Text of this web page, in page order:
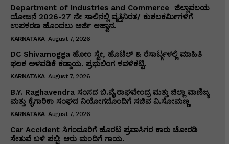
Department of Industries and Commerce ಜಿಲ್ಲಾವಲಯ
ಯೋಜನೆ 2026-27 ನೇ ಸಾಲಿನಲ್ಲಿ ವೃತ್ತಿನಿರತ/ ಕುಶಲಕರ್ಮಿಗಳಿಗೆ
ಉಪಕರಣ ಹೊಂದಲು ಅರ್ಜಿ ಆಹ್ವಾನ.
KARNATAKA August 7, 2026
DC Shivamogga ಹೋಂ ಸ್ಟೇ, ಹೊಟೆಲ್ & ರೆಸಾರ್ಟ್ಗಳಲ್ಲಿ ಮಾಹಿತಿ
ಫಲಕ ಅಳವಡಿಕೆ ಕಡ್ಡಾಯ. ಪ್ರಭುಲಿಂಗ ಕವಳಿಕಟ್ಟಿ.
KARNATAKA August 7, 2026
B.Y. Raghavendra ಸಂಸದ ಬಿ.ವೈ.ರಾಘವೇಂದ್ರ ಮತ್ತು ಜಿಲ್ಲಾ ವಾಣಿಜ್ಯ
ಮತ್ತು ಕೈಗಾರಿಕಾ ಸಂಘದ ನಿಯೋಗದೊಂದಿಗೆ ಸಚಿವ ವಿ‌.ಸೋಮಣ್ಣ
KARNATAKA August 7, 2026
Car Accident ಸಿಗಂದೂರಿಗೆ ಹೊರಟ ಪ್ರವಾಸಿಗರ ಕಾರು ಚೋರಡಿ
ಸೇತುವೆ ಬಳಿ ಪಲ್ಟಿ: ಆರು ಮಂದಿಗೆ ಗಾಯ.